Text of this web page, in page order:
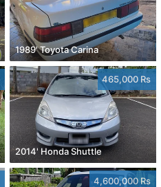
1989' Toyota Carina
465,000 Rs
2014' Honda Shuttle
4,600,000 Rs